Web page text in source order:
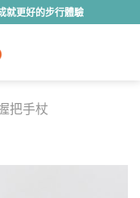
就更好的步行體驗
把手杖